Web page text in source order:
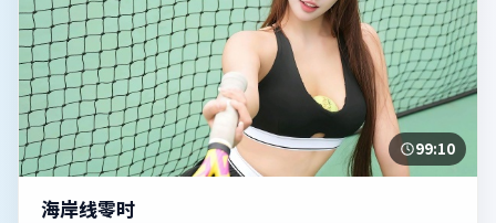
99:10
海岸线零时